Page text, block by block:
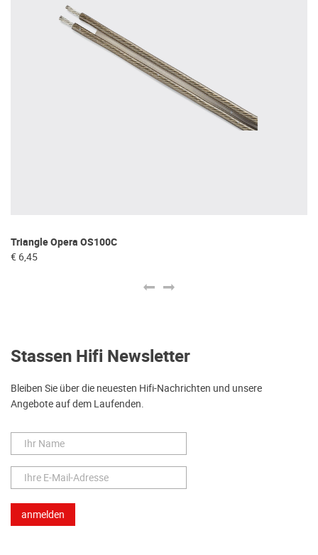
Triangle Opera OS100C
€ 6,45
Stassen Hifi Newsletter
Bleiben Sie über die neuesten Hifi-Nachrichten und unsere
Angebote auf dem Laufenden.